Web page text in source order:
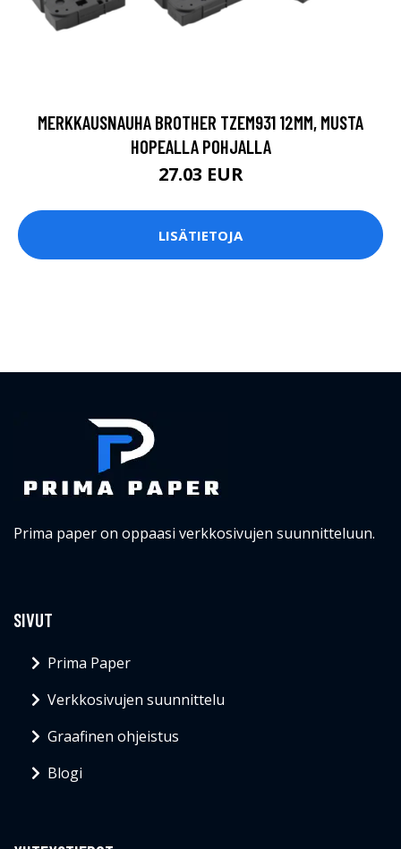
MERKKAUSNAUHA BROTHER TZEM931 12MM, MUSTA
HOPEALLA POHJALLA
27.03 EUR
LISÄTIETOJA
Prima paper on oppaasi verkkosivujen suunnitteluun.
SIVUT
Prima Paper
Verkkosivujen suunnittelu
Graafinen ohjeistus
Blogi